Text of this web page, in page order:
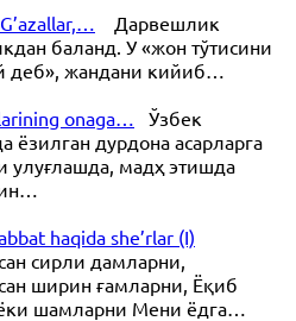
Дарвешлик
баланд. У «жон тўтисини
деб», жандани кийиб…
onaga…
Ўзбек
ёзилган дурдона асарларга
улуғлашда, мадҳ этишда
haqida she’rlar (I)
сирли дамларни,
ширин ғамларни, Ёқиб
шамларни Мени ёдга…